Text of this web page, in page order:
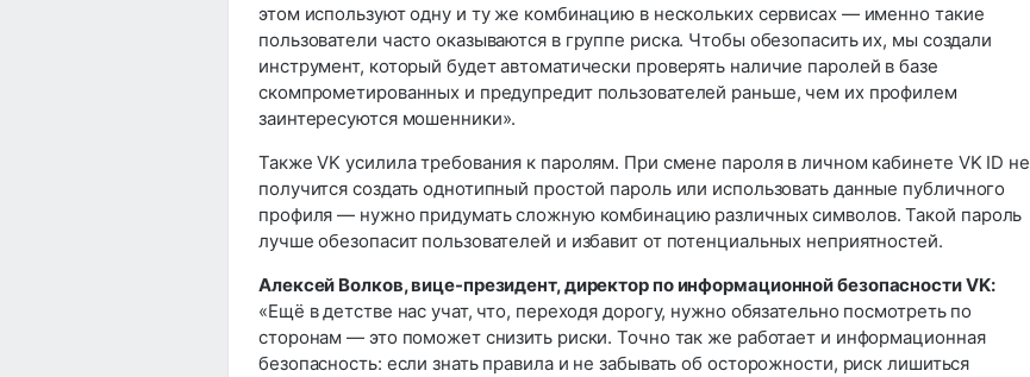
этом используют одну и ту же комбинацию в нескольких сервисах — именно такие
пользователи часто оказываются в группе риска. Чтобы обезопасить их, мы создали
инструмент, который будет автоматически проверять наличие паролей в базе
скомпрометированных и предупредит пользователей раньше, чем их профилем
заинтересуются мошенники».
Также VK усилила требования к паролям. При смене пароля в личном кабинете VK ID не
получится создать однотипный простой пароль или использовать данные публичного
профиля — нужно придумать сложную комбинацию различных символов. Такой пароль
лучше обезопасит пользователей и избавит от потенциальных неприятностей.
Алексей Волков, вице-президент, директор по информационной безопасности VK:
«Ещё в детстве нас учат, что, переходя дорогу, нужно обязательно посмотреть по
сторонам — это поможет снизить риски. Точно так же работает и информационная
безопасность: если знать правила и не забывать об осторожности, риск лишиться